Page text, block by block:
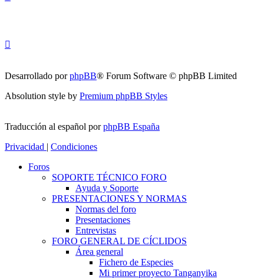
Desarrollado porphpBB® Forum Software © phpBB Limited
Absolution style by Premium phpBB Styles
Traducción al español porphpBB España
Privacidad | Condiciones
Foros
SOPORTE TÉCNICO FORO
Ayuda y Soporte
PRESENTACIONES Y NORMAS
Normas del foro
Presentaciones
Entrevistas
FORO GENERAL DE CÍCLIDOS
Área general
Fichero de Especies
Mi primer proyecto Tanganyika